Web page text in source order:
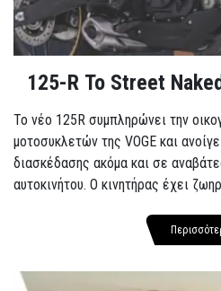
125-R Το Street
Το νέο 125R συμπληρώνει την
μοτοσυκλετών της VOGE και
διασκέδασης ακόμα και σε
αυτοκινήτου. Ο κινητήρας έχει